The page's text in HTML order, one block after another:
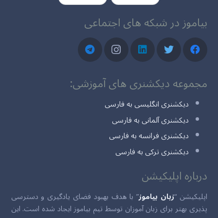
بیاموز در شبکه های اجتماعی
مجموعه دیکشنری های آموزشی:
دیکشنری انگلیسی به فارسی
دیکشنری آلمانی به فارسی
دیکشنری فرانسه به فارسی
دیکشنری ترکی به فارسی
درباره اپلیکیشن
اپلیکیشن “زبان بیاموز” با هدف بهبود فضای یادگیری و دسترسی
پذیری بهتر برای زبان آموزان توسط تیم بیاموز ایجاد شده است. این